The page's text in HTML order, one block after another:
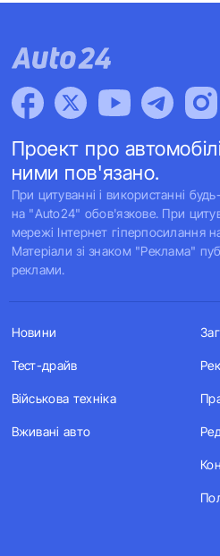
Проект про
ними пов'язано.
При цитуванні і використанні
на "Auto24" обов'язкове. При
мережі Інтернет гіперпосилання
Матеріали зі знаком "Реклама"
реклами.
Новини
Тест-драйв
Військова техніка
Вживані авто